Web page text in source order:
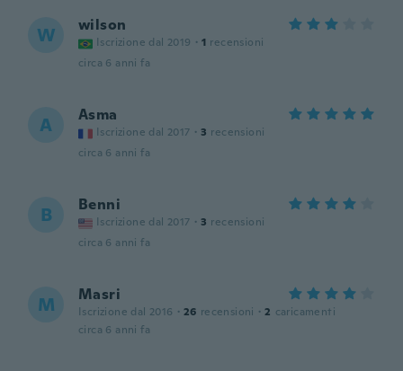
W wilson
Iscrizione dal 2019 · 1 recensioni
circa 6 anni fa
A Asma
Iscrizione dal 2017 · 3 recensioni
circa 6 anni fa
B Benni
Iscrizione dal 2017 · 3 recensioni
circa 6 anni fa
M Masri
Iscrizione dal 2016 · 26 recensioni · 2 caricamenti
circa 6 anni fa